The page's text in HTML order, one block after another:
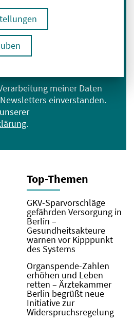
Newsletter an:
meiner Daten
einverstanden.
.
Top-Themen
GKV-Sparvorschläge
gefährden Versorgung in
Berlin –
Gesundheitsakteure
warnen vor Kipppunkt
des Systems
Organspende-Zahlen
erhöhen und Leben
retten – Ärztekammer
Berlin begrüßt neue
Initiative zur
Widerspruchsregelung